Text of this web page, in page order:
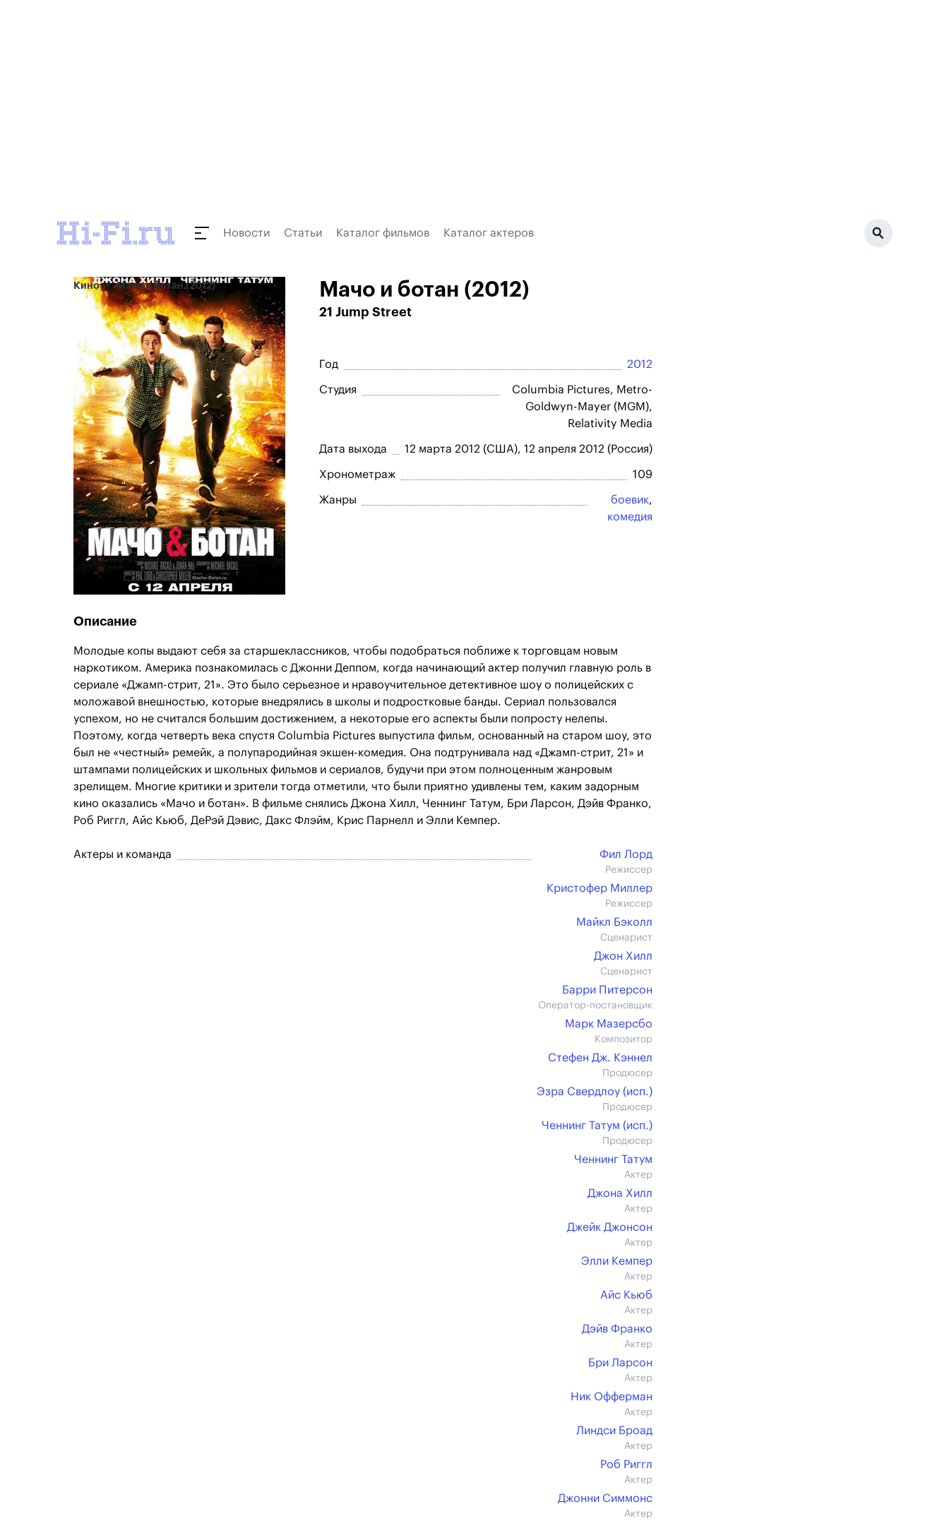
Новости Статьи Каталог фильмов Каталог актеров
Кино Мачо и ботан (2012) Мачо и ботан (2012)
21 Jump Street
Год 2012
Студия
Columbia Pictures, Metro-
Goldwyn-Mayer (MGM),
Relativity Media
Дата выхода 12 марта 2012 (США), 12 апреля 2012 (Россия)
Хронометраж 109
Жанры боевик,
комедия
Описание
Молодые копы выдают себя за старшеклассников, чтобы подобраться поближе к торговцам новым
наркотиком. Америка познакомилась с Джонни Деппом, когда начинающий актер получил главную роль в
сериале «Джамп-стрит, 21». Это было серьезное и нравоучительное детективное шоу о полицейских с
моложавой внешностью, которые внедрялись в школы и подростковые банды. Сериал пользовался
успехом, но не считался большим достижением, а некоторые его аспекты были попросту нелепы.
Поэтому, когда четверть века спустя Columbia Pictures выпустила фильм, основанный на старом шоу, это
был не «честный» ремейк, а полупародийная экшен-комедия. Она подтрунивала над «Джамп-стрит, 21» и
штампами полицейских и школьных фильмов и сериалов, будучи при этом полноценным жанровым
зрелищем. Многие критики и зрители тогда отметили, что были приятно удивлены тем, каким задорным
кино оказались «Мачо и ботан». В фильме снялись Джона Хилл, Ченнинг Татум, Бри Ларсон, Дэйв Франко,
Роб Риггл, Айс Кьюб, ДеРэй Дэвис, Дакс Флэйм, Крис Парнелл и Элли Кемпер.
Актеры и команда Фил Лорд
Режиссер
Кристофер Миллер
Режиссер
Майкл Бэколл
Сценарист
Джон Хилл
Сценарист
Барри Питерсон
Оператор-постановщик
Марк Мазерсбо
Композитор
Стефен Дж. Кэннел
Продюсер
Эзра Свердлоу (иcп.)
Продюсер
Ченнинг Татум (иcп.)
Продюсер
Ченнинг Татум
Актер
Джона Хилл
Актер
Джейк Джонсон
Актер
Элли Кемпер
Актер
Айс Кьюб
Актер
Дэйв Франко
Актер
Бри Ларсон
Актер
Ник Офферман
Актер
Линдси Броад
Актер
Роб Риггл
Актер
Джонни Симмонс
Актер